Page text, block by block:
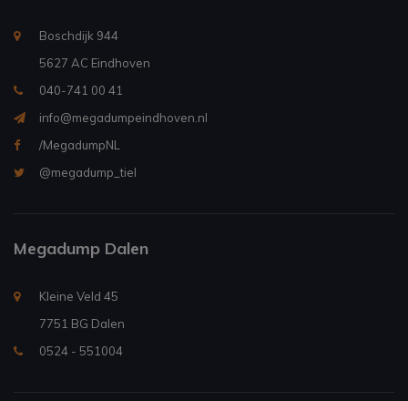
Boschdijk 944
5627 AC Eindhoven
040-741 00 41
info@megadumpeindhoven.nl
/MegadumpNL
@megadump_tiel
Megadump Dalen
Kleine Veld 45
7751 BG Dalen
0524 - 551004